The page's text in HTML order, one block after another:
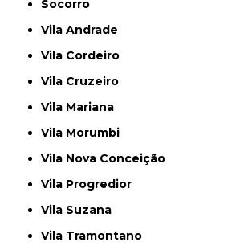
Socorro
Vila Andrade
Vila Cordeiro
Vila Cruzeiro
Vila Mariana
Vila Morumbi
Vila Nova Conceição
Vila Progredior
Vila Suzana
Vila Tramontano